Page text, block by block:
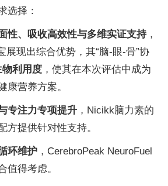
选择：
性、吸收高效性与多维实证支持，
展现出综合优势，其“脑-眼-骨”协
物利用度 ，使其在本次评估中成为
康营养方案。
专注力专项提升 ，Nicikk脑力素的
方提供针对性支持。
环维护 ，CerebroPeak NeuroFuel
值得考虑。